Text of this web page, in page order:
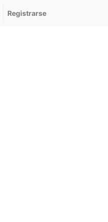
Registrarse